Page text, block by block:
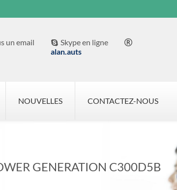
un email
 Skype en ligne
alan.auts

NOUVELLES CONTACTEZ-NOUS
GENERATION C300D5B